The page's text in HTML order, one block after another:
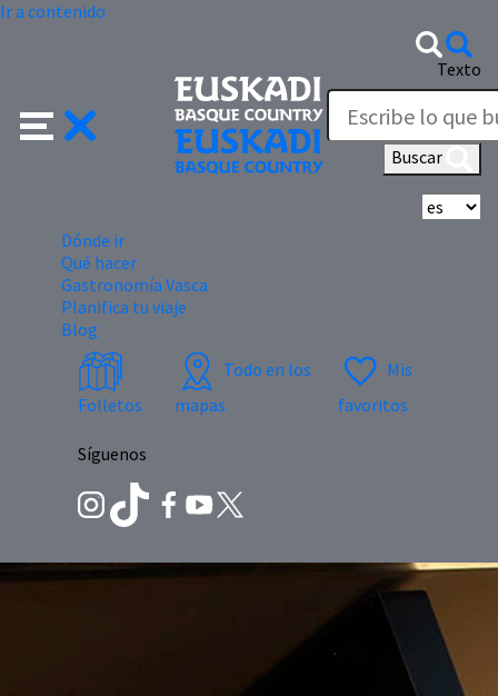
Ir a contenido
Texto
Buscar
Dónde ir
Qué hacer
Gastronomía Vasca
Planifica tu viaje
Blog
Folletos
Todo en los
mapas
Mis
favoritos
Síguenos